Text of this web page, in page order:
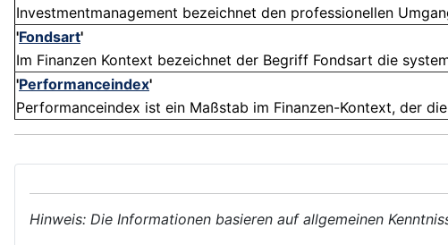
Investmentmanagement bezeichnet den professionellen
'Fondsart'
Im Finanzen Kontext bezeichnet der Begriff Fondsart die
'Performanceindex'
Performanceindex ist ein Maßstab im Finanzen-Kontext, der
Hinweis: Die Informationen basieren auf allgemeinen